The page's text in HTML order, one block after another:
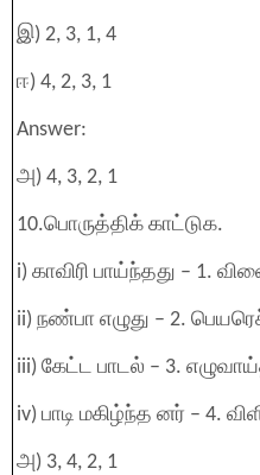
இ) 2, 3, 1, 4
ஈ) 4, 2, 3, 1
Answer:
அ) 4, 3, 2, 1
10.பொருத்திக் காட்டுக.
i) காவிரி பாய்ந்தது – 1.
ii) நண்பா எழுது – 2.
iii) கேட்ட பாடல் – 3.
iv) பாடி மகிழ்ந்த னர் – 4.
அ) 3, 4, 2, 1